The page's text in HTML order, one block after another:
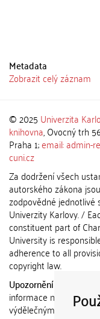
Metadata
Zobrazit celý záznam
© 2025 Univerzita
knihovna, Ovocný trh
Praha 1;email: admin-
cuni.cz
Za dodržení všech
autorského zákona jsou
zodpovědné jednotlivé
Univerzity Karlovy. /
constituent part of
University is
adherence to all
copyright law.
Upozornění / Notice:
informace nemohou
výdělečným účelům